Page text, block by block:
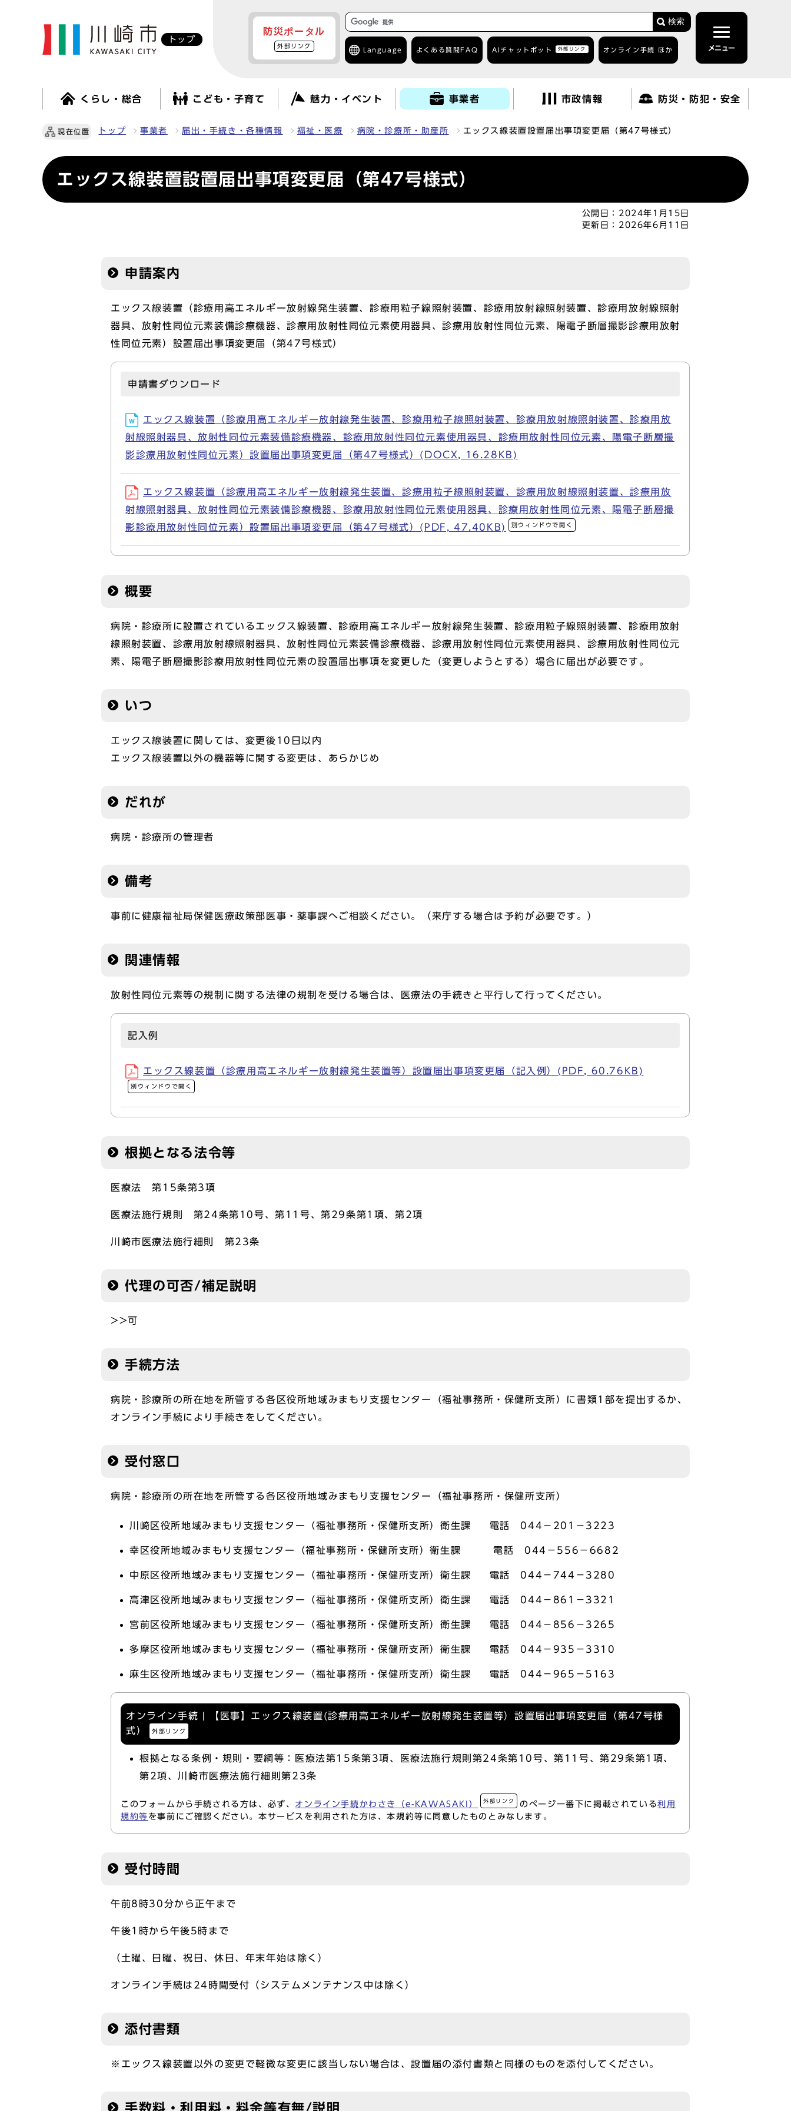
トップ
防災ポータル
外部リンク
検索
Language よくある質問 FAQ AIチャットボット 外部リンク オンライン手続 ほか メニュー
くらし・総合 こども・子育て 魅力・イベント 事業者 市政情報 防災・防犯・安全
現在位置 トップ 事業者 届出・手続き・各種情報 福祉・医療 病院・診療所・助産所 エックス線装置設置届出事項変更届（第47号様式）
エックス線装置設置届出事項変更届（第47号様式）
公開日： 2024年1月15日
更新日： 2026年6月11日
申請案内
エックス線装置（診療用高エネルギー放射線発生装置、診療用粒子線照射装置、診療用放射線照射装置、診療用放射線照射
器具、放射性同位元素装備診療機器、診療用放射性同位元素使用器具、診療用放射性同位元素、陽電子断層撮影診療用放射
性同位元素）設置届出事項変更届（第47号様式）
申請書ダウンロード
エックス線装置（診療用高エネルギー放射線発生装置、診療用粒子線照射装置、診療用放射線照射装置、診療用放
射線照射器具、放射性同位元素装備診療機器、診療用放射性同位元素使用器具、診療用放射性同位元素、陽電子断層撮
影診療用放射性同位元素）設置届出事項変更届（第47号様式）(DOCX, 16.28KB)
エックス線装置（診療用高エネルギー放射線発生装置、診療用粒子線照射装置、診療用放射線照射装置、診療用放
射線照射器具、放射性同位元素装備診療機器、診療用放射性同位元素使用器具、診療用放射性同位元素、陽電子断層撮
影診療用放射性同位元素）設置届出事項変更届（第47号様式）(PDF, 47.40KB)
別ウィンドウで開く
概要
病院・診療所に設置されているエックス線装置、診療用高エネルギー放射線発生装置、診療用粒子線照射装置、診療用放射
線照射装置、診療用放射線照射器具、放射性同位元素装備診療機器、診療用放射性同位元素使用器具、診療用放射性同位元
素、陽電子断層撮影診療用放射性同位元素の設置届出事項を変更した（変更しようとする）場合に届出が必要です。
いつ
エックス線装置に関しては、変更後10日以内
エックス線装置以外の機器等に関する変更は、あらかじめ
だれが
病院・診療所の管理者
備考
事前に健康福祉局保健医療政策部医事・薬事課へご相談ください。（来庁する場合は予約が必要です。）
関連情報
放射性同位元素等の規制に関する法律の規制を受ける場合は、医療法の手続きと平行して行ってください。
記入例
エックス線装置（診療用高エネルギー放射線発生装置等）設置届出事項変更届（記入例）(PDF, 60.76KB)
別ウィンドウで開く
根拠となる法令等
医療法 第15条第3項
医療法施行規則 第24条第10号、第11号、第29条第1項、第2項
川崎市医療法施行細則 第23条
代理の可否/補足説明
>>可
手続方法
病院・診療所の所在地を所管する各区役所地域みまもり支援センター（福祉事務所・保健所支所）に書類1部を提出するか、
オンライン手続により手続きをしてください。
受付窓口
病院・診療所の所在地を所管する各区役所地域みまもり支援センター（福祉事務所・保健所支所）
川崎区役所地域みまもり支援センター（福祉事務所・保健所支所）衛生課 電話 044－201－3223
幸区役所地域みまもり支援センター（福祉事務所・保健所支所）衛生課 電話 044－556－6682
中原区役所地域みまもり支援センター（福祉事務所・保健所支所）衛生課 電話 044－744－3280
高津区役所地域みまもり支援センター（福祉事務所・保健所支所）衛生課 電話 044－861－3321
宮前区役所地域みまもり支援センター（福祉事務所・保健所支所）衛生課 電話 044－856－3265
多摩区役所地域みまもり支援センター（福祉事務所・保健所支所）衛生課 電話 044－935－3310
麻生区役所地域みまもり支援センター（福祉事務所・保健所支所）衛生課 電話 044－965－5163
オンライン手続 | 【医事】エックス線装置(診療用高エネルギー放射線発生装置等）設置届出事項変更届（第47号様
式）
外部リンク
根拠となる条例・規則・要綱等：医療法第15条第3項、医療法施行規則第24条第10号、第11号、第29条第1項、
第2項、川崎市医療法施行細則第23条
このフォームから手続される方は、必ず、 オンライン手続かわさき（e-KAWASAKI） 外部リンク のページ一番下に掲載されている利用
規約等 を事前にご確認ください。本サービスを利用された方は、本規約等に同意したものとみなします。
受付時間
午前8時30分から正午まで
午後1時から午後5時まで
（土曜、日曜、祝日、休日、年末年始は除く）
オンライン手続は24時間受付（システムメンテナンス中は除く）
添付書類
※エックス線装置以外の変更で軽微な変更に該当しない場合は、設置届の添付書類と同様のものを添付してください。
手数料・利用料・料金等有無/説明